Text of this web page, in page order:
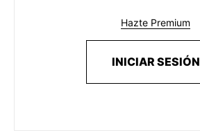
Hazte Premium
INICIAR SESIÓN